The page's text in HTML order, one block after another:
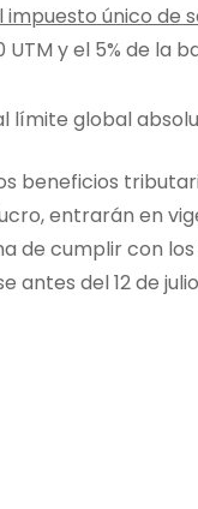
único de
UTM y el 5% de la
límite global
beneficios
entrarán en
de cumplir con
antes del 12 de